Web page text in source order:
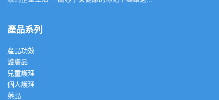
產品系列
產品功效
護膚品
兒童護理
個人護理
藥品